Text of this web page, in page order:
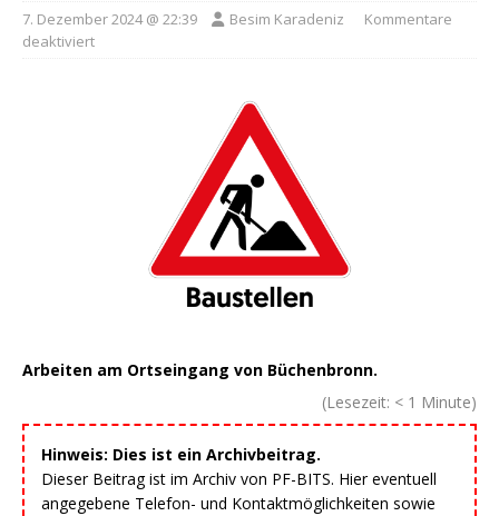
7. Dezember 2024 @ 22:39 Besim Karadeniz
Kommentare
deaktiviert
Arbeiten am Ortseingang von Büchenbronn.
(Lesezeit: < 1 Minute)
Hinweis: Dies ist ein Archivbeitrag.
Dieser Beitrag ist im Archiv von PF-BITS. Hier eventuell
angegebene Telefon- und Kontaktmöglichkeiten sowie